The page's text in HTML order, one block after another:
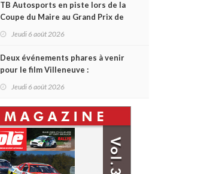
TB Autosports en piste lors de la
Coupe du Maire au Grand Prix de
Trois-Rivières
Jeudi 6 août 2026
Deux événements phares à venir
pour le film Villeneuve :
L'ascension d'une légende (+
Jeudi 6 août 2026